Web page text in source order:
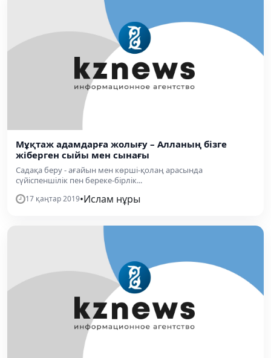
Мұқтаж адамдарға жолығу – Алланың бізге
жіберген сыйы мен сынағы
Садақа беру - ағайын мен көрші-қолаң арасында
сүйіспеншілік пен береке-бірлік...
17 қаңтар 2019•Ислам нұры